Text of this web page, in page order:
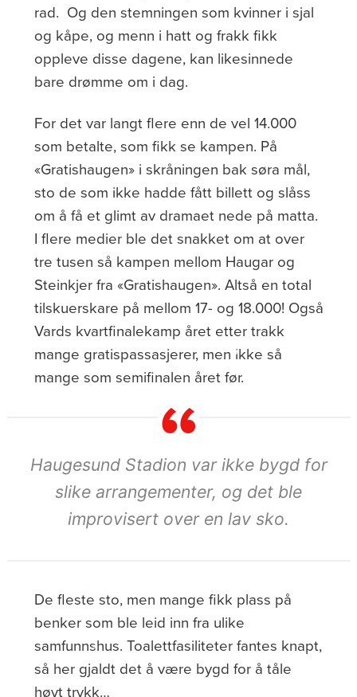
rad. Og den stemningen som kvinner i sjal
og kåpe, og menn i hatt og frakk fikk
oppleve disse dagene, kan likesinnede
bare drømme om i dag.
For det var langt flere enn de vel 14.000
som betalte, som fikk se kampen. På
«Gratishaugen» i skråningen bak søra mål,
sto de som ikke hadde fått billett og slåss
om å få et glimt av dramaet nede på matta.
I flere medier ble det snakket om at over
tre tusen så kampen mellom Haugar og
Steinkjer fra «Gratishaugen». Altså en total
tilskuerskare på mellom 17- og 18.000! Også
Vards kvartfinalekamp året etter trakk
mange gratispassasjerer, men ikke så
mange som semifinalen året før.
Haugesund Stadion var ikke bygd for
slike arrangementer, og det ble
improvisert over en lav sko.
De fleste sto, men mange fikk plass på
benker som ble leid inn fra ulike
samfunnshus. Toalettfasiliteter fantes knapt,
så her gjaldt det å være bygd for å tåle
høyt trykk…